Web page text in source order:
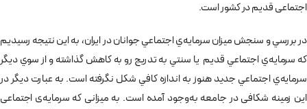
اجتماعی قديم در كشور است.
در بررسي و سنجش ميزان سرمايه‌ي اجتماعي جوانان در ايران، به اين نتيجه رسيديم
كه سرمايه‌ي اجتماعي قديم يا سنتي به تدريج رو به كاهش گذاشته و از سوي ديگر
سرمايه‌ي اجتماعي جديد هنوز به اندازه كافي شكل نگرفته است. به عبارت ديگر در
اين زمينه شكافی در جامعه به‌وجود آمده است. به ميزانی كه سرمايه‌ی اجتماعی